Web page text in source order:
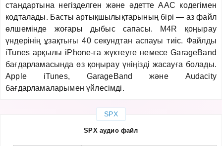
стандартына негізделген және әдетте AAC кодегімен
кодталады. Басты артықшылықтарының бірі — аз файл
өлшемінде жоғары дыбыс сапасы. M4R қоңырау
үндерінің ұзақтығы 40 секундтан аспауы тиіс. Файлды
iTunes арқылы iPhone-ға жүктеуге немесе GarageBand
бағдарламасында өз қоңырау үніңізді жасауға болады.
Apple iTunes, GarageBand және Audacity
бағдарламаларымен үйлесімді.
SPX
SPX аудио файл